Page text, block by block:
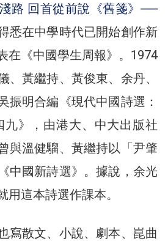
淺路 回首從前說《舊箋》──
悉在中學時代已開始創作新
在《中國學生周報》。1974
、黃繼持、黃俊東、余丹、
振明合編《現代中國詩選：
》，由港大、中大出版社
與溫健騮、黃繼持以「尹肇
中國新詩選》。據說，余光
用這本詩選作課本。
寫散文、小說、劇本、崑曲